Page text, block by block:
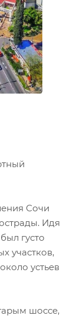
Сочи
Идя
густо
участков,
устьев
шоссе,